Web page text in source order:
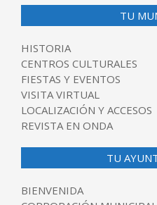
TU
HISTORIA
CENTROS CULTURALES
FIESTAS Y EVENTOS
VISITA VIRTUAL
LOCALIZACIÓN Y ACCESOS
REVISTA EN ONDA
TU
BIENVENIDA